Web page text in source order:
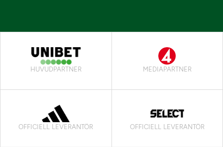
HUVUDPARTNER MEDIAPARTNER
OFFICIELL LEVERANTÖR OFFICIELL LEVERANTÖR